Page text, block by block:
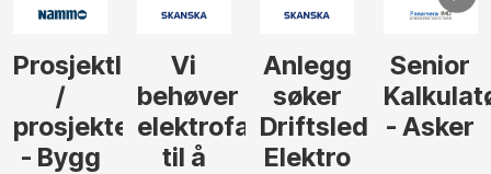
Anlegg
søker
Driftsleder
Elektro
Senior
Kalkulatør
- Asker
Senior
Tilbudsleder
Anlegg
- Oslo